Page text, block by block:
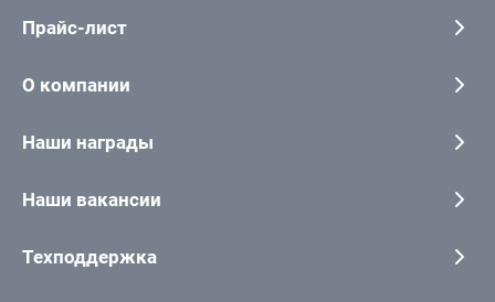
Прайс-лист
О компании
Наши награды
Наши вакансии
Техподдержка